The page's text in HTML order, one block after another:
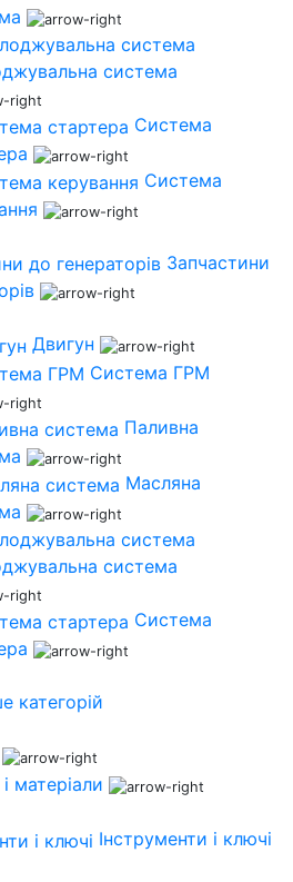
система
Система
Система
Запчастини
Двигун
Система ГРМ
Паливна
Масляна
система
Система
категорій
матеріали
Інструменти і ключі